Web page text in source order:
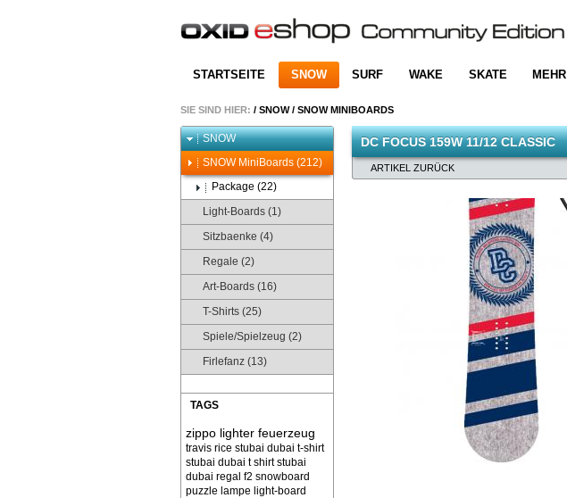
STARTSEITE SNOW SURF WAKE SKATE MEHR
SIE SIND HIER: / SNOW/ SNOW MINIBOARDS
SNOW
SNOW MiniBoards (212)
Package (22)
Light-Boards (1)
Sitzbaenke (4)
Regale (2)
Art-Boards (16)
T-Shirts (25)
Spiele/Spielzeug (2)
Firlefanz (13)
TAGS
zippo lighter feuerzeug
travis rice stubai dubai t-shirt
stubai dubai t shirt stubai
dubai regal f2 snowboard
puzzle lampe light-board
DC FOCUS 159W 11/12 CLASSIC
ARTIKEL ZURÜCK